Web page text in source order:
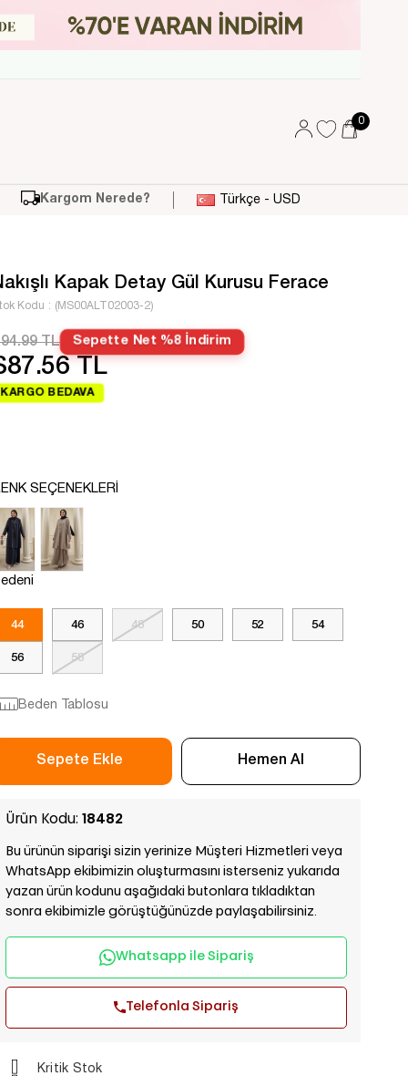
0
Kargom Nerede? Türkçe - USD
Kapak Detay Gül Kurusu Ferace
Kodu (MS00ALT02003-2)
TL Sepette Net %8 İndirim
TL
KARGO BEDAVA
SEÇENEKLERI
44 46 48 50 52 54
56 58
Beden Tablosu
Ürün Kodu: 18482
Bu ürünün siparişi sizin yerinize Müşteri Hizmetleri veya
WhatsApp ekibimizin oluşturmasını isterseniz yukarıda
yazan ürün kodunu aşağıdaki butonlara tıkladıktan
sonra ekibimizle görüştüğünüzde paylaşabilirsiniz.
Whatsapp ile Sipariş
Telefonla Sipariş
Kritik Stok